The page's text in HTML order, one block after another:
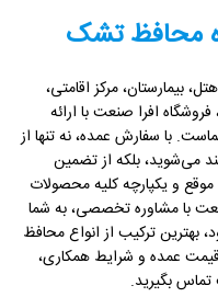
محافظ تشک
بیمارستان، مرکز اقامتی،
افرا صنعت با ارائه
با سفارش عمده، نه تنها از
می‌شوید، بلکه از تضمین
و یکپارچه کلیه محصولات
با مشاوره تخصصی، به شما
بهترین ترکیب از انواع محافظ
عمده و شرایط همکاری،
بگیرید.